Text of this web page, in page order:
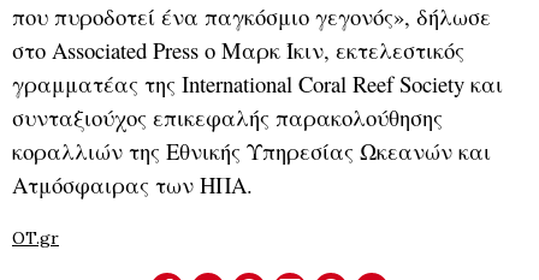
που πυροδοτεί ένα παγκόσμιο γεγονός», δήλωσε
στο Associated Press ο Μαρκ Ίκιν, εκτελεστικός
γραμματέας της International Coral Reef Society και
συνταξιούχος επικεφαλής παρακολούθησης
κοραλλιών της Εθνικής Υπηρεσίας Ωκεανών και
Ατμόσφαιρας των ΗΠΑ.
OT.gr